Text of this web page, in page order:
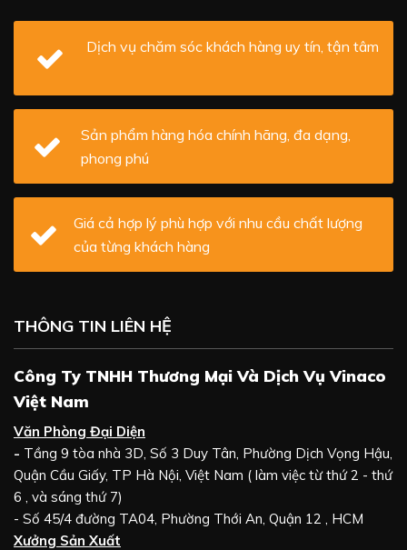
Dịch vụ chăm sóc khách hàng uy tín, tận tâm
Sản phẩm hàng hóa chính hãng, đa dạng,
phong phú
Giá cả hợp lý phù hợp với nhu cầu chất lượng
của từng khách hàng
THÔNG TIN LIÊN HỆ
Công Ty TNHH Thương Mại Và Dịch Vụ Vinaco
Việt Nam
Văn Phòng Đại Diện
- Tầng 9 tòa nhà 3D, Số 3 Duy Tân, Phường Dịch Vọng Hậu,
Quận Cầu Giấy, TP Hà Nội, Việt Nam ( làm việc từ thứ 2 - thứ
6 , và sáng thứ 7)
- Số 45/4 đường TA04, Phường Thới An, Quận 12 , HCM
Xưởng Sản Xuất